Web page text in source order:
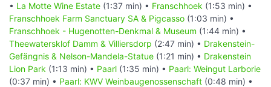
• La Motte Wine Estate (1:37 min) • Franschhoek (1:53 min) •
Franschhoek Farm Sanctuary SA & Pigcasso (1:03 min) •
Franschhoek - Hugenotten-Denkmal & Museum (1:44 min) •
Theewatersklof Damm & Villiersdorp (2:47 min) • Drakenstein-
Gefängnis & Nelson-Mandela-Statue (1:21 min) • Drakenstein
Lion Park (1:13 min) • Paarl (1:35 min) • Paarl: Weingut Larborie
(0:37 min) • Paarl: KWV Weinbaugenossenschaft (0:48 min) •